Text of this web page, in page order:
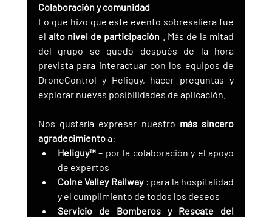
Colaboración y comunidad
Lo que hizo que este evento sobresaliera fue
el alto nivel de participación . Más de la mitad
del grupo se quedó después de la hora
prevista para interactuar con los equipos de
DroneControl y Heliguy, hacer preguntas y
explorar nuevas posibilidades de aplicación.
Nos gustaría expresar nuestro más sincero
agradecimiento a:
Heliguy™ – por la colaboración y el apoyo
de expertos
Colne Valley Railway : para la hospitalidad
y el cumplimiento de todos los deseos
Servicio de Bomberos y Rescate del